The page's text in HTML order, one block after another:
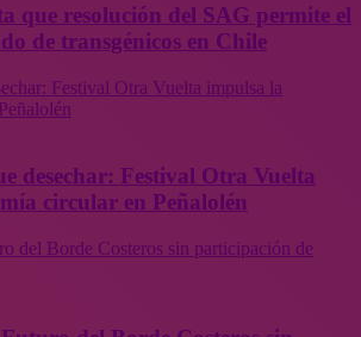
que resolución del SAG permite el
de transgénicos en Chile
Festival Otra Vuelta impulsa la
desechar: Festival Otra Vuelta
circular en Peñalolén
del Borde Costeros sin participación de